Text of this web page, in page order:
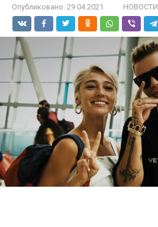
Опубликовано: 29.04.2021 НОВОСТИ